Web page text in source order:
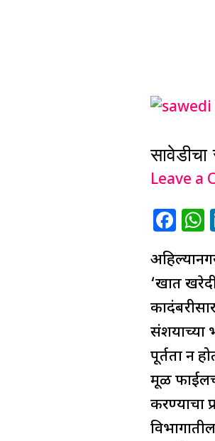
Leave a
F
c
e
b
o
o
k
‘खात
संशयाच्या
पूर्तता न
मूळ
करण्याचा
सावेडीचा
दुय्यम
निबंधक
नोंदींवर
काळी
छाया..